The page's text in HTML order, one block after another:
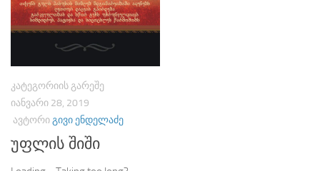
ᲙᲐᲢᲔᲒᲝᲠᲘᲘᲡ ᲒᲐᲠᲔᲨᲔ
ᲘᲐᲜᲕᲐᲠᲘ 28, 2019
ᲐᲕᲢᲝᲠᲘᲒᲘᲕᲘ ᲔᲜᲓᲔᲚᲐᲫᲔ
უფლის შიში